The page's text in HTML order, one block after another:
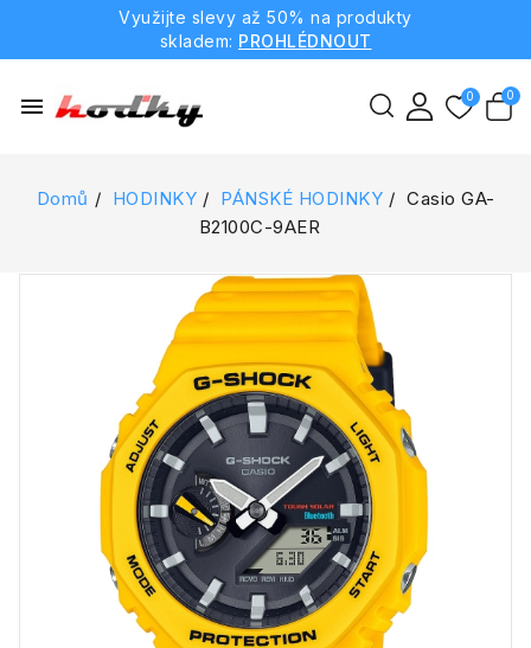
Využijte slevy až 50% na produkty
skladem: PROHLÉDNOUT
menu
Domů HODINKY PÁNSKÉ HODINKY
Casio GA-
B2100C-9AER